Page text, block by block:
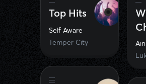
Top Hits
Self Aware
Temper City
Ain